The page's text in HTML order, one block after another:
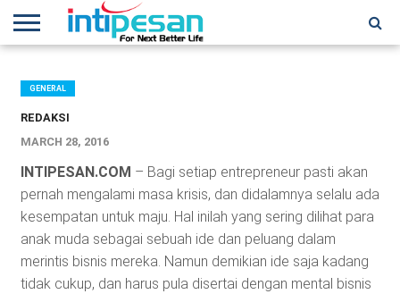
NEWS
CONFERENCES
TRAINING
IPSHOW
EVENT
IP
NETWORK
MORE
GENERAL
REDAKSI
MARCH 28, 2016
INTIPESAN.COM – Bagi setiap entrepreneur pasti akan
pernah mengalami masa krisis, dan didalamnya selalu ada
kesempatan untuk maju. Hal inilah yang sering dilihat para
anak muda sebagai sebuah ide dan peluang dalam
merintis bisnis mereka. Namun demikian ide saja kadang
tidak cukup, dan harus pula disertai dengan mental bisnis